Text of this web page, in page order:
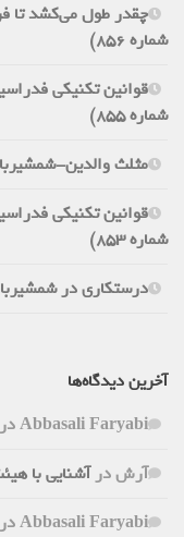
چقدر طول می‌کشد تا
شماره 856)
شماره 855)
مثلث والدین-شمشیرباز -
شماره 853)
درستکاری در شمشیربازی
آخرین دیدگاه‌ها
Abbasali Faryabiدر
آرشدرآشنایی با
Abbasali Faryabiدر